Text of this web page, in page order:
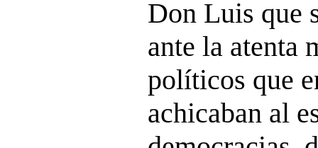
Don Luis que
ante la atenta
políticos que
achicaban al